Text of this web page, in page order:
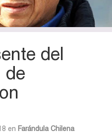
del
de
en Farándula Chilena